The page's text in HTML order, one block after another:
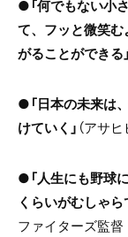
●「何でもない小
て、フッと微笑
がることができる」
●「日本の未来
けていく」 （アサ
●「人生にも野球
くらいがむしゃ
ファイターズ監督